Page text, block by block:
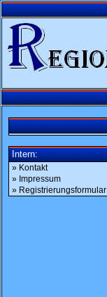
Intern:
» Kontakt
» Impressum
» Registrierungsformular